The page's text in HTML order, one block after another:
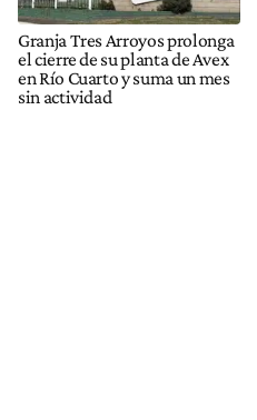
Granja Tres Arroyos prolonga
el cierre de su planta de Avex
en Río Cuarto y suma un mes
sin actividad